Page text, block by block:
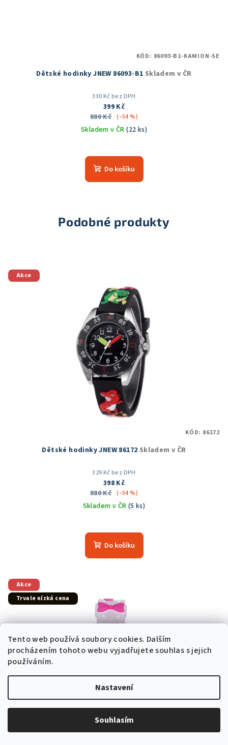
Tento web používá soubory cookies. Dalším
procházením tohoto webu vyjadřujete souhlas s jejich
používáním.
Nastavení
Souhlasím
Dětské hodinky JNEW 86093-B1 Skladem v ČR
330 Kč bez DPH
399 Kč
880 Kč (–54 %)
Skladem v ČR(22 ks)
hodnocení
produktu
hvězdiček.
Do košíku
KÓD: 86093-B1-KAMION-SE
Podobné produkty
Akce
Dětské hodinky JNEW 86172 Skladem v ČR
329 Kč bez DPH
398 Kč
880 Kč (–54 %)
Skladem v ČR (5 ks)
Do košíku
KÓD: 86172
Akce
Trvale nízká cena